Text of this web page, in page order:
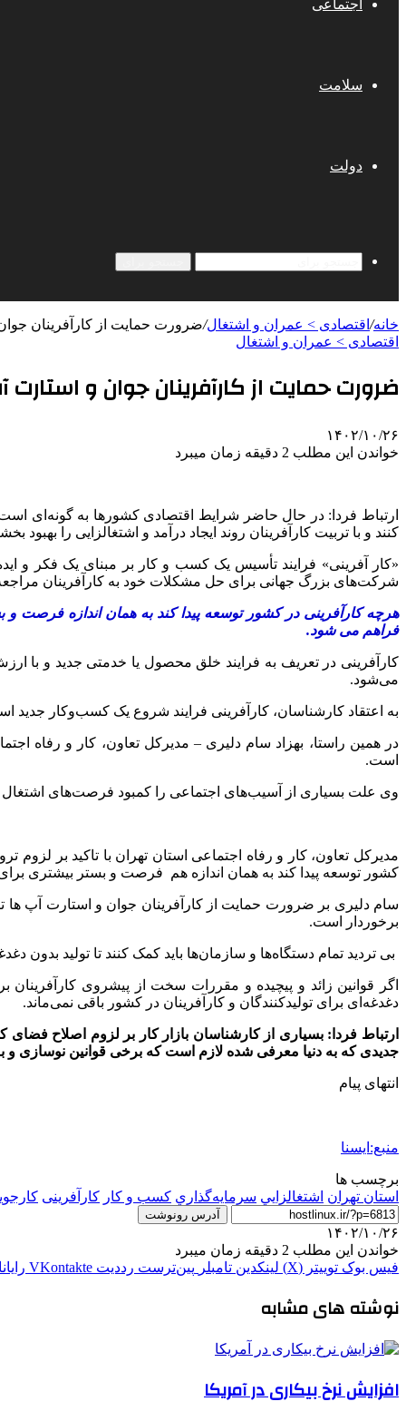
اجتماعی
سلامت
دولت
خانه/ اقتصادی > عمران و اشتغال/ضرورت حمایت‌ از کارآفرینان
اقتصادی > عمران و اشتغال
ضرورت حمایت‌ از کارآفرینان جوان و استارت
۱۴۰۲/۱۰/۲۶
خواندن این مطلب 2 دقیقه زمان میبرد
ارتباط فردا: در حال حاضر شرایط اقتصادی کشورها به گونه‌ای
کنند و با تربیت کارآفرینان روند ایجاد درآمد و اشتغالزایی را بهبود
«کار آفرینی» فرایند تأسیس یک کسب‌ و کار بر مبنای یک فکر و
شرکت‌های بزرگ جهانی برای حل مشکلات خود به کارآفرینان
هرچه کارآفرینی در کشور توسعه پیدا کند به همان اندازه فرصت و
فراهم می شود.
کارآفرینی در تعریف به فرایند خلق محصول یا خدمتی جدید و
می‌شود.
به اعتقاد کارشناسان، کارآفرینی فرایند شروع یک کسب‌وکار جدید
در همین راستا، بهزاد سام دلیری – مدیرکل تعاون، کار و رفاه
است.
وی علت بسیاری از آسیب‌های اجتماعی را کمبود فرصت‌های اشتغال
مدیرکل تعاون، کار و رفاه اجتماعی استان تهران با تاکید بر
کشور توسعه پیدا کند به همان اندازه هم فرصت و بستر بیشتری
سام دلیری بر ضرورت حمایت‌ از کارآفرینان جوان و استارت آپ ها
برخوردار است.
بی تردید تمام دستگاه‌ها و سازمان‌ها باید کمک کنند تا تولید بدون
اگر قوانین زائد و پیچیده و مقررات سخت از پیشروی
دغدغه‌ای برای تولیدکنندگان و کارآفرینان در کشور باقی نمی‌ماند.
ارتباط فردا: بسیاری از کارشناسان بازار کار بر لزوم اصلاح
جدیدی که به دنیا معرفی شده لازم است که برخی قوانین نوسازی و
انتهای پیام
منبع:ایسنا
برچسب ها
استان تهران اشتغالزايي سرمايه‌گذاري كسب و كار کارآفرینی
آدرس رونوشت
۱۴۰۲/۱۰/۲۶
خواندن این مطلب 2 دقیقه زمان میبرد
فیس بوک توییتر (X) لینکدین ‫تامبلر ‫پین‌ترست ‫رددیت ‫VKontakte
نوشته های مشابه
افزایش نرخ بیکاری در آمریکا